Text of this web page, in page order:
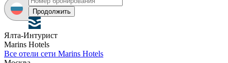
Продолжить
Ялта-Интурист
Marins Hotels
Все отели сети Marins Hotels